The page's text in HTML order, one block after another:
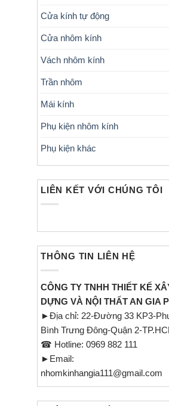
Cửa kính tự động
Cửa nhôm kính
Vách nhôm kính
Trần nhôm
Mái kính
Phụ kiện nhôm kính
Phụ kiện khác
LIÊN KẾT VỚI CHÚNG TÔI
THÔNG TIN LIÊN HỆ
CÔNG TY TNHH THIẾT KẾ
DỰNG VÀ NỘI THẤT AN GIA
►Địa chỉ: 22-Đường 33 KP3-
Bình Trưng Đông-Quận 2-
☎ Hotline: 0969 882 111
►Email:
nhomkinhangia111@gmail.com